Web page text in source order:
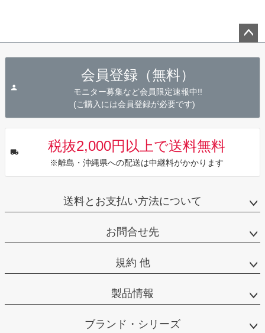
会員登録（無料）
モニター募集など会員限定速報中!!
(ご購入には会員登録が必要です)
税抜2,000円以上で送料無料
※離島・沖縄県への配送は中継料がかかります
送料とお支払い方法について
お問合せ先
規約 他
製品情報
ブランド・シリーズ